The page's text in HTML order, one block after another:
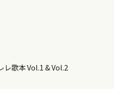
歌本 Vol.1 & Vol.2